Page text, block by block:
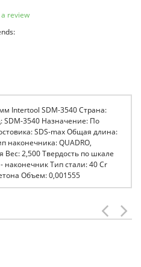
review
Intertool SDM-3540 Страна:
SDM-3540 Назначение: По
SDS-max Общая длина:
наконечника: QUADRO,
2,500 Твердость по шкале
наконечник Тип стали: 40 Cr
Объем: 0,001555